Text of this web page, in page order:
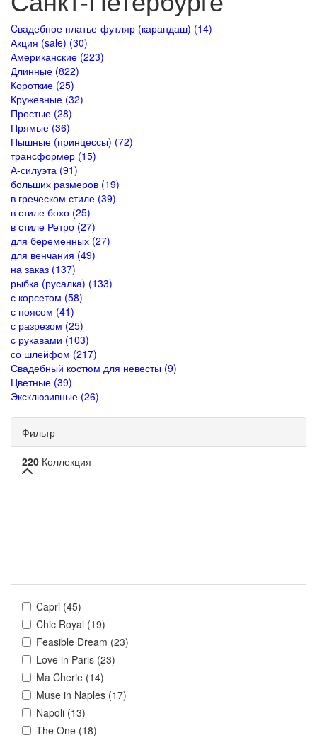
Cвадебное платье-футляр (карандаш) (14)
Акция (sale) (30)
Американские (223)
Длинные (822)
Короткие (25)
Кружевные (32)
Простые (28)
Прямые (36)
Пышные (принцессы) (72)
трансформер (15)
А-силуэта (91)
больших размеров (19)
в греческом стиле (39)
в стиле бохо (25)
в стиле Ретро (27)
для беременных (27)
для венчания (49)
на заказ (137)
рыбка (русалка) (133)
с корсетом (58)
с поясом (41)
с разрезом (25)
с рукавами (103)
со шлейфом (217)
Свадебный костюм для невесты (9)
Цветные (39)
Эксклюзивные (26)
Фильтр
220 Коллекция
Capri (45)
Chic Royal (19)
Feasible Dream (23)
Love in Paris (23)
Ma Cherie (14)
Muse in Naples (17)
Napoli (13)
The One (18)